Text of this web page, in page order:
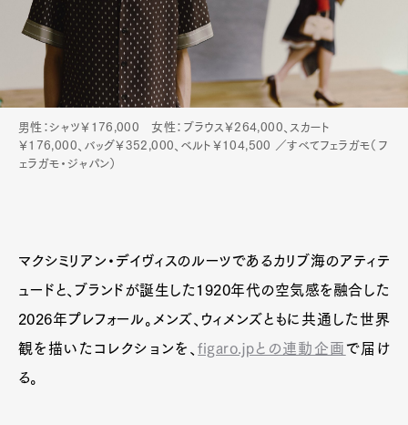
男性：シャツ￥176,000 女性：ブラウス￥264,000、スカート
￥176,000、バッグ￥352,000、ベルト￥104,500 ／すべてフェラガモ（フ
ェラガモ・ジャパン）
マクシミリアン・デイヴィスのルーツであるカリブ海のアティテ
ュードと、ブランドが誕生した1920年代の空気感を融合した
2026年プレフォール。メンズ、ウィメンズともに共通した世界
観を描いたコレクションを、figaro.jpとの連動企画 で届け
る。